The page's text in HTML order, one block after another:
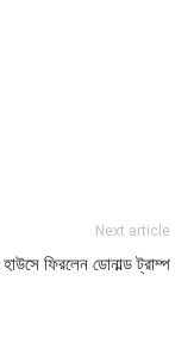
Next article
ফিরলেন ডোনাল্ড ট্রাম্প